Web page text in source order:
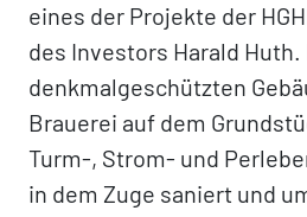
eines der Projekte der
des Investors Harald
denkmalgeschützten
Brauerei auf dem
Turm-, Strom- und
in dem Zuge saniert und